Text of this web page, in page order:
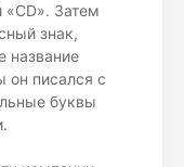
Затем
знак,
название
он писался с
буквы